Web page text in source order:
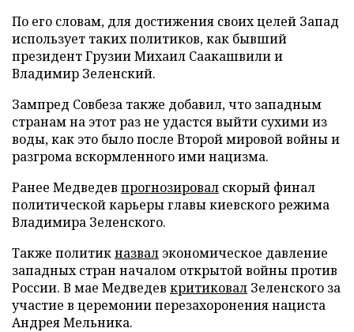
По его словам, для достижения своих целей Запад
использует таких политиков, как бывший
президент Грузии Михаил Саакашвили и
Владимир Зеленский.
Зампред Совбеза также добавил, что западным
странам на этот раз не удастся выйти сухими из
воды, как это было после Второй мировой войны и
разгрома вскормленного ими нацизма.
Ранее Медведев прогнозировал скорый финал
политической карьеры главы киевского режима
Владимира Зеленского.
Также политикназвал экономическое давление
западных стран началом открытой войны против
России. В мае Медведев критиковал Зеленского за
участие в церемонии перезахоронения нациста
Андрея Мельника.